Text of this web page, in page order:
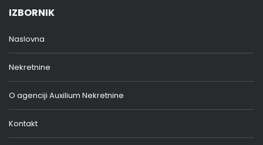
IZBORNIK
Naslovna
Nekretnine
O agenciji Auxilium Nekretnine
Kontakt